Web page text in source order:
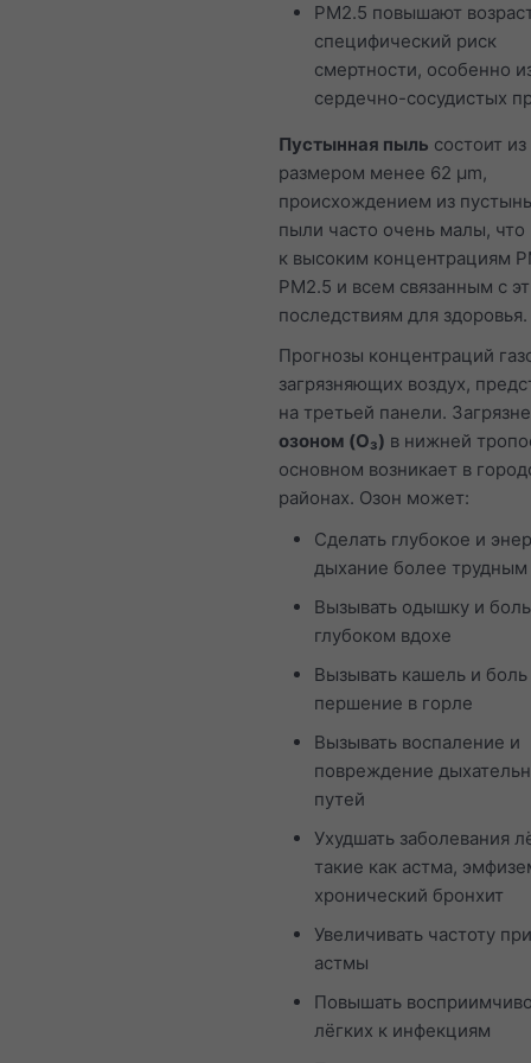
PM2.5 повышают
специфический риск
смертности, особенно
сердечно-сосудистых
Пустынная пыль состоит
размером менее 62 μm,
происхождением из
пыли часто очень малы, что
к высоким концентрациям
PM2.5 и всем связанным с
последствиям для здоровья.
Прогнозы концентраций
загрязняющих воздух,
на третьей панели.
озоном (O₃) в нижней
основном возникает в
районах. Озон может:
Сделать глубокое и
дыхание более трудным
Вызывать одышку и
глубоком вдохе
Вызывать кашель и
першение в горле
Вызывать воспаление и
повреждение
путей
Ухудшать заболевания
такие как астма,
хронический бронхит
Увеличивать частоту
астмы
Повышать
лёгких к инфекциям